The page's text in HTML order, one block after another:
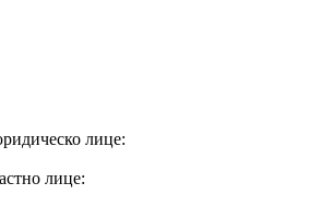
лице:
лице: